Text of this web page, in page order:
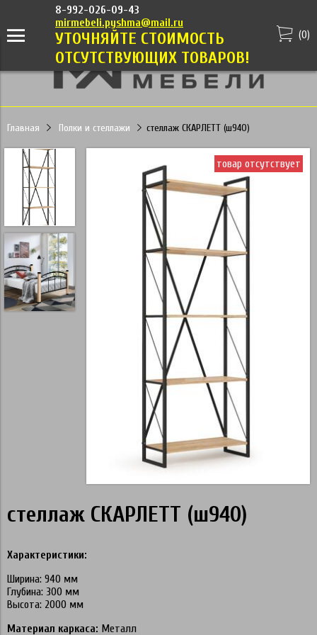
8-992-026-09-43
mirmebeli.pyshma@mail.ru
УТОЧНЯЙТЕ СТОИМОСТЬ
ОТСУТСТВУЮЩИХ ТОВАРОВ!
(0)
Главная Полки и стеллажи стеллаж СКАРЛЕТТ (ш940)
товар отсутствует
стеллаж СКАРЛЕТТ (ш940)
Характеристики:
Ширина: 940 мм
Глубина: 300 мм
Высота: 2000 мм
Материал каркаса: Металл